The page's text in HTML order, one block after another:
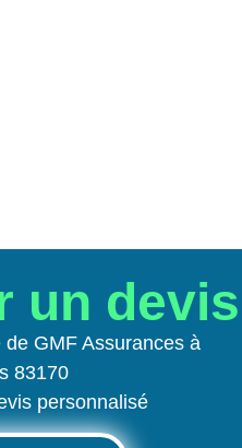
un devis
GMF Assurances à
83170
personnalisé